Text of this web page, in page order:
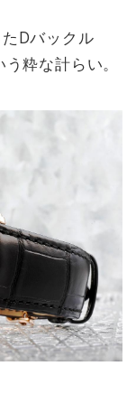
Dバックル
粋な計らい。